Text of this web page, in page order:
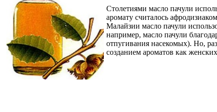
Столетиями масло пачули
аромату считалось
Малайзии масло пачули
например, масло пачули
отпугивания насекомых). Но,
созданием ароматов как